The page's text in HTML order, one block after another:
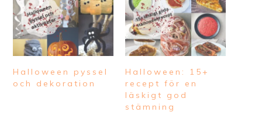
Halloween pyssel
och dekoration
Halloween: 15+
recept för en
läskigt god
stämning